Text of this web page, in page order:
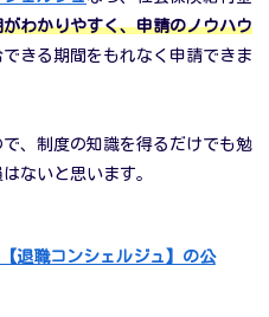
がわかりやすく、申請のノウハウ
きる期間をもれなく申請できま
で、制度の知識を得るだけでも勉
ないと思います。
退職コンシェルジュ】の公